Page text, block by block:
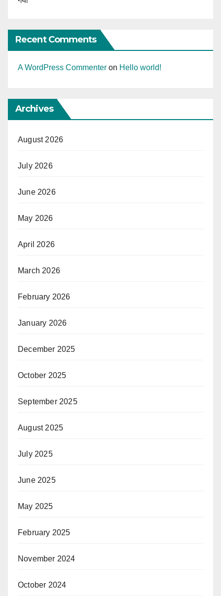
Recent Comments
A WordPress Commenter on Hello world!
Archives
August 2026
July 2026
June 2026
May 2026
April 2026
March 2026
February 2026
January 2026
December 2025
October 2025
September 2025
August 2025
July 2025
June 2025
May 2025
February 2025
November 2024
October 2024